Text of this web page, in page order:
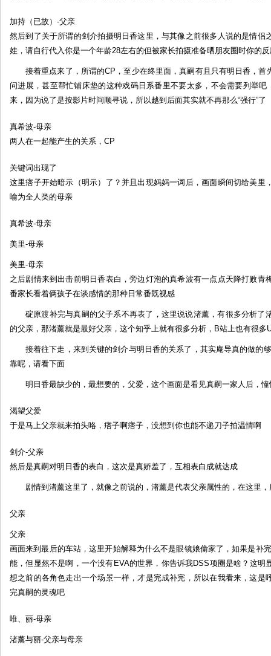
加持（已故）-父亲
然后到了关于所谓的剑介拍摄明日香这里，与其像之前很多人说的是情侣
娃，请自行代入你是一个年龄28左右的但被家长拍摄准备晒朋友圈时你的
接着重点来了，所谓的CP，至少在终里面，真嗣有且只有明日香，
问进展，甚至帮忙铺床垫的这种戏码日系番里不要太多，不会需要列举吧
来，因为说了是按影片时间顺寻说，所以越到后面其实就不再那么“强行”了
真希波-母亲
两人在一起能产生的关系，CP
关键词出现了
这里痞子开始暗示（明示）了？并且出现妈妈一词后，画面瞬间切给美里
喻为全人类的母亲
真希波-母亲
美里-母亲
美里-母亲
之后剧情来到出击前明日香表白，旁边灯泡的真希波有一点点天降打败青
番家长看着俩孩子在谈感情的那种日常番既视感
碇原渡补完与真嗣的父子系不再表了，这里说说渚薰，有很多分析了
的父亲，那渚薰就是最好父亲，这个知乎上就有很多分析，B站上也有很多
接着往下走，来到关键的剑介与明日香的关系了，其实庵导真的做的
靠呢，请看下面
明日香最缺少的，最想要的，父爱，这个画面是看见真嗣一家人后，憧
渴望父爱
于是马上父亲就来拍头咯，痞子啊痞子，没想到你也能不递刀子拍温情啊
剑介-父亲
然后是真嗣对明日香的表白，这次是真娇羞了，互相表白成就达成
剧情到渚薰这里了，就像之前说的，渚薰是代表父亲属性的，在这里
父亲
父亲
画面来到最后的车站，这里开始解释为什么不是眼镜娘偷家了，如果是补
能，但显然不是啊，一个没有EVA的世界，你告诉我DSS项圈是啥？这明
想之前的各角色走出一个场景一样，才是完成补完，所以在我看来，这是
完真嗣的灵魂吧
唯、丽-母亲
渚薰与丽-父亲与母亲